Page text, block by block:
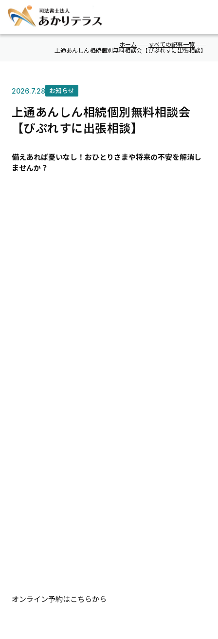
ホーム
すべての記事一覧
上通あんしん相続個別無料相談会【びぷれすに出張相談】
2026.7.28 お知らせ
上通あんしん相続個別無料相談会
【びぷれすに出張相談】
備えあれば憂いなし！おひとりさまや将来の不安を解消し
ませんか？
オンライン予約はこちらから